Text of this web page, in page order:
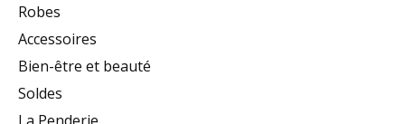
Robes
Accessoires
Bien-être et beauté
Soldes